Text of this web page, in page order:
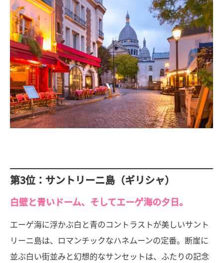
第3位：サントリーニ島（ギリシャ）
白壁と青いドーム、そしてエーゲ海の夕日。
エーゲ海に浮かぶ白と青のコントラストが美しいサント
リーニ島は、ロマンチックなハネムーンの定番。断崖に
並ぶ白い街並みと幻想的なサンセットは、ふたりの記念